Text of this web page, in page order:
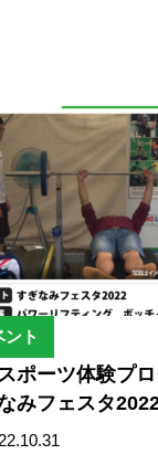
ント
ポーツ体験プ
みフェスタ